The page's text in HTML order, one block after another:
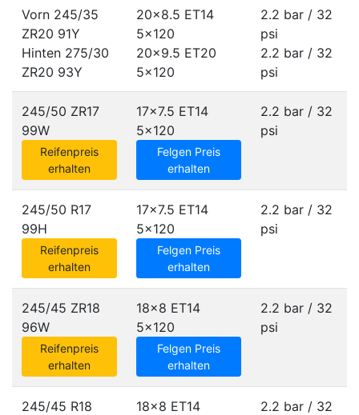
Vorn 245/35
ZR20 91Y
Hinten 275/30
ZR20 93Y
20x8.5 ET14
5x120
20x9.5 ET20
5x120
2.2 bar / 32
psi
2.2 bar / 32
psi
245/50 ZR17
99W
Reifenpreis
erhalten
17x7.5 ET14
5x120
Felgen Preis
erhalten
2.2 bar / 32
psi
245/50 R17
99H
Reifenpreis
erhalten
17x7.5 ET14
5x120
Felgen Preis
erhalten
2.2 bar / 32
psi
245/45 ZR18
96W
Reifenpreis
erhalten
18x8 ET14
5x120
Felgen Preis
erhalten
2.2 bar / 32
psi
245/45 R18
18x8 ET14
2.2 bar / 32